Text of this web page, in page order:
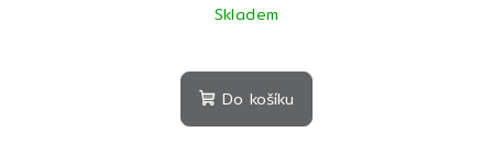
Skladem
Do košíku